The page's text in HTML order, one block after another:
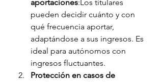
aportaciones:Los titulares
pueden decidir cuánto y con
qué frecuencia aportar,
adaptándose a sus ingresos. Es
ideal para autónomos con
ingresos fluctuantes.
Protección en casos de